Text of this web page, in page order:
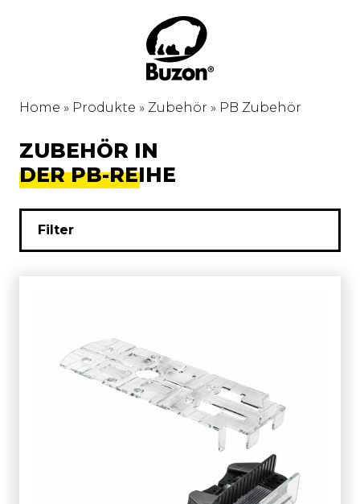
Home » Produkte » Zubehör » PB Zubehör
ZUBEHÖR IN
DER PB-REIHE
Filter